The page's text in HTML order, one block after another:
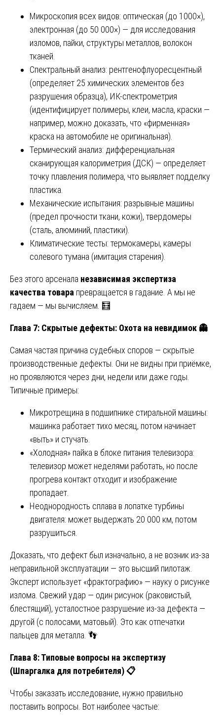
Микроскопия всех видов: оптическая (до 1000×),
электронная (до 50 000×) — для исследования
изломов, пайки, структуры металлов, волокон
тканей.
Спектральный анализ: рентгенофлуоресцентный
(определяет 25 химических элементов без
разрушения образца), ИК-спектрометрия
(идентифицирует полимеры, клеи, масла, краски —
например, можно доказать, что «фирменная»
краска на автомобиле не оригинальная).
Термический анализ: дифференциальная
сканирующая калориметрия (ДСК) — определяет
точку плавления полимера, что выявляет подделку
пластика.
Механические испытания: разрывные машины
(предел прочности ткани, кожи), твердомеры
(сталь, алюминий, пластики).
Климатические тесты: термокамеры, камеры
солевого тумана (имитация старения).
Без этого арсенала независимая экспертиза
качества товара превращается в гадание. А мы не
гадаем — мы вычисляем. 🧮
Глава 7: Скрытые дефекты: Охота на невидимок 👻
Самая частая причина судебных споров — скрытые
производственные дефекты. Они не видны при приёмке,
но проявляются через дни, недели или даже годы.
Типичные примеры:
Микротрещина в подшипнике стиральной машины:
машинка работает тихо месяц, потом начинает
«выть» и стучать.
«Холодная» пайка в блоке питания телевизора:
телевизор может неделями работать, но после
прогрева контакт отходит и изображение
пропадает.
Неоднородность сплава в лопатке турбины
двигателя: может выдержать 20 000 км, потом
разрушиться.
Доказать, что дефект был изначально, а не возник из-за
неправильной эксплуатации — это высший пилотаж.
Эксперт использует «фрактографию» — науку о рисунке
излома. Свежий удар — один рисунок (раковистый,
блестящий), усталостное разрушение из-за дефекта —
другой (с полосами, матовый). Это как отпечатки
пальцев для металла. 👣
Глава 8: Типовые вопросы на экспертизу
(Шпаргалка для потребителя)📋
Чтобы заказать исследование, нужно правильно
поставить вопросы. Вот наиболее частые: